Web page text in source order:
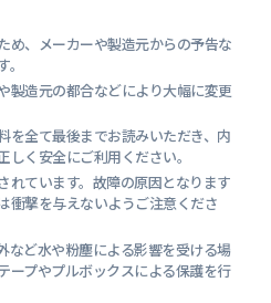
め、メーカーや製造元からの予告な
製造元の都合などにより大幅に変更
を全て最後までお読みいただき、内
く安全にご利用ください。
れています。故障の原因となります
衝撃を与えないようご注意くださ
など水や粉塵による影響を受ける場
ープやプルボックスによる保護を行